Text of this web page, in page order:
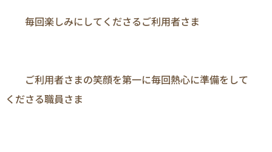
毎回楽しみにしてくださるご利用者さま
ご利用者さまの笑顔を第一に毎回熱心に準備をして
くださる職員さま